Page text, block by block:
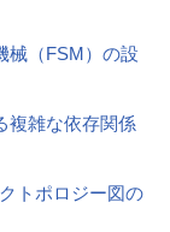
械（FSM）の設
複雑な依存関係
トポロジー図の